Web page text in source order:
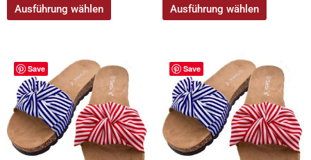
Ausführung wählen Ausführung wählen
Save Save
Dieses
Produkt
weist
mehrere
Varianten
auf.